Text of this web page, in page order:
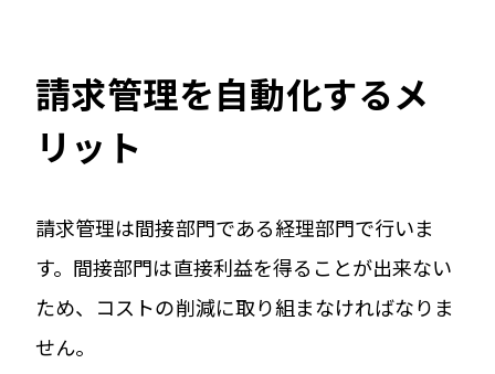
請求管理を自動化するメ
リット
請求管理は間接部門である経理部門で行いま
す。間接部門は直接利益を得ることが出来ない
ため、コストの削減に取り組まなければなりま
せん。